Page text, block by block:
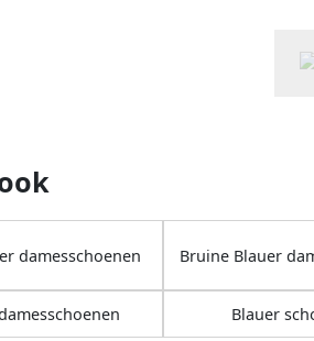
damesschoenen Bruine Blauer
Blauer